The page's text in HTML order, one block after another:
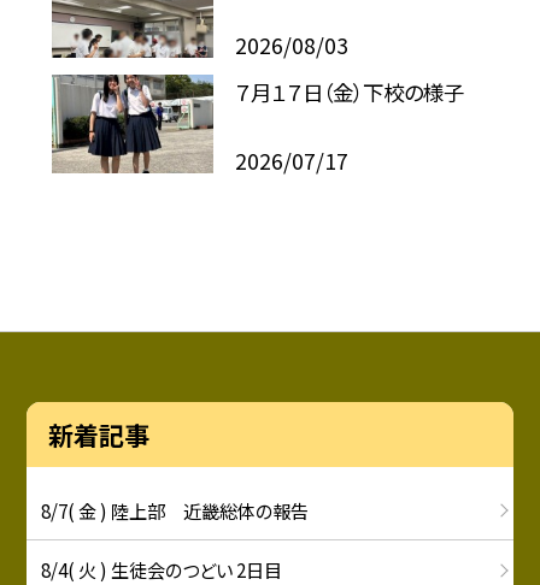
2026/08/03
７月１７日（金）下校の様子
2026/07/17
新着記事
8/7( 金 ) 陸上部 近畿総体の報告
8/4( 火 ) 生徒会のつどい 2日目